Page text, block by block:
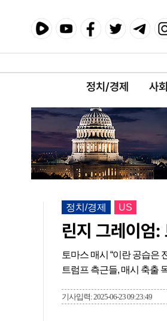
정치/경제 사
정치/경제 US
린지 그레이엄
토마스 매시 “이란 공습은
트럼프 측근들, 매시 축출
기사입력: 2025-06-23 09:23:49